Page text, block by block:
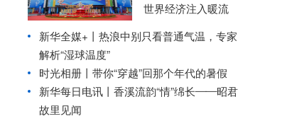
世界经济注入暖流
新华全媒+丨 热浪中别只看普通气温，专家
解析“湿球温度”
时光相册丨带你“穿越”回那个年代的暑假
新华每日电讯丨 香溪流韵“情”绵长——昭君
故里见闻